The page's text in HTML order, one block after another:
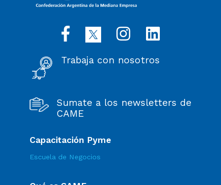
Trabaja con nosotros
Sumate a los newsletters de
CAME
Capacitación Pyme
Escuela de Negocios